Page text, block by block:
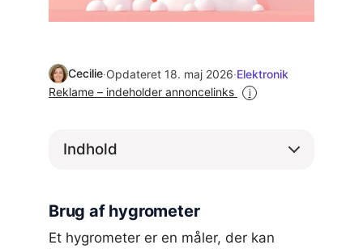
Cecilie·Opdateret 18. maj 2026·Elektronik
Reklame – indeholder annoncelinks
i
Indhold
Brug af hygrometer
Et hygrometer er en måler, der kan